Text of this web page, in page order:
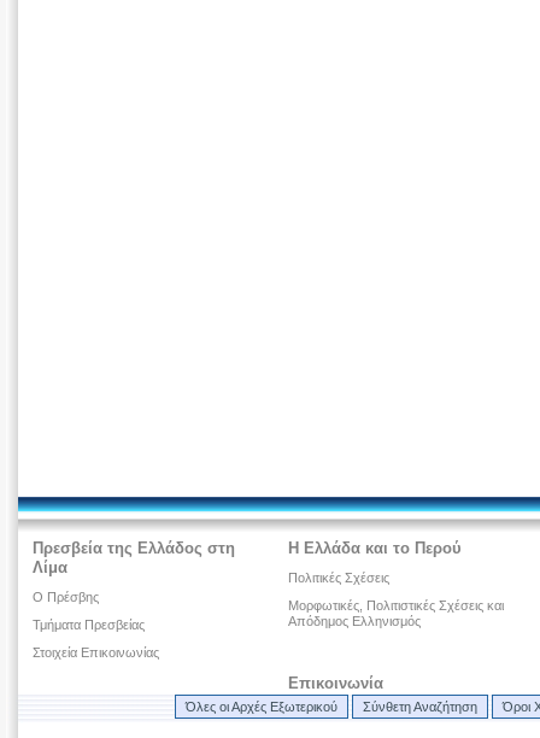
Πρεσβεία της Ελλάδος στη
Λίμα
Ο Πρέσβης
Τμήματα Πρεσβείας
Στοιχεία Επικοινωνίας
Η Ελλάδα και το Περού
Πολιτικές Σχέσεις
Μορφωτικές, Πολιτιστικές Σχέσεις και
Απόδημος Ελληνισμός
Επικοινωνία
Όλες οι Αρχές Εξωτερικού Σύνθετη Αναζήτηση Όροι